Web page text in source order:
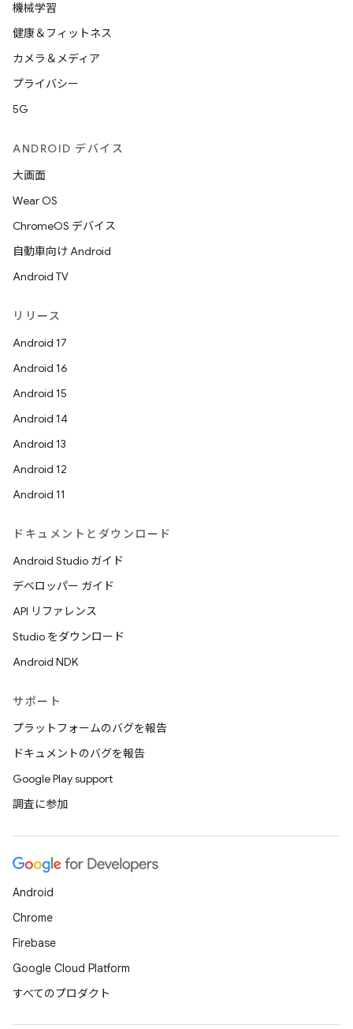
機械学習
健康＆フィットネス
カメラ＆メディア
プライバシー
5G
ANDROID デバイス
大画面
Wear OS
ChromeOS デバイス
自動車向け Android
Android TV
リリース
Android 17
Android 16
Android 15
Android 14
Android 13
Android 12
Android 11
ドキュメントとダウンロード
Android Studio ガイド
デベロッパー ガイド
API リファレンス
Studio をダウンロード
Android NDK
サポート
プラットフォームのバグを報告
ドキュメントのバグを報告
Google Play support
調査に参加
Android
Chrome
Firebase
Google Cloud Platform
すべてのプロダクト